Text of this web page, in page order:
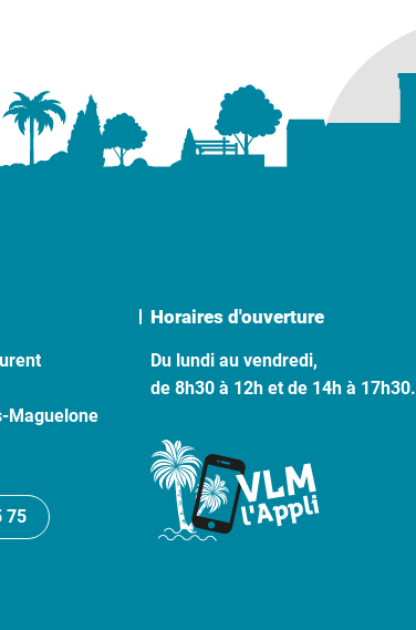
Maguelone
75
Horaires d'ouverture
Du lundi au vendredi,
de 8h30 à 12h et de 14h à 17h30.